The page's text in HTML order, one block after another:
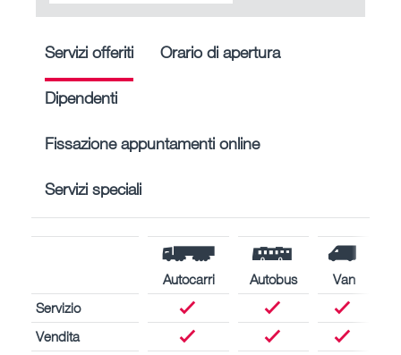
Servizi offeriti Orario di apertura
Dipendenti
Fissazione appuntamenti online
Servizi speciali
Autocarri Autobus
Van
Servizio
Vendita